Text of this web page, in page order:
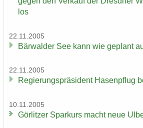
los
22.11.2005
Bär­wal­der See kann wie ge­plant
22.11.2005
Re­gie­rungs­prä­si­dent Ha­sen­pflug
10.11.2005
Gör­lit­zer Spar­kurs macht neue